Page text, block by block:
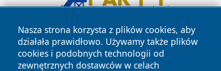
Nasza strona korzysta z plików cookies, aby
działała prawidłowo. Używamy także plików
cookies i podobnych technologii od
zewnętrznych dostawców w celach